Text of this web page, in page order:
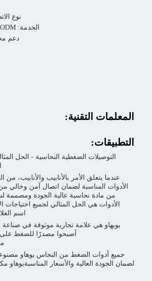
الاتصال:
نوع الاتصال: إمرأة
دعم مخصص:
التقنية:
الضغطية النحاسية - الحل المثالي لجميع
الأنابيب
يتعلق الأمر بالأنابيب والأنابيب، من المهم أن يكون
المناسبة لضمان اتصال آمن وخالي من
مادة نحاسية عالية الجودة ومصممة لسهولة
هي الحل المثالي لجميع احتياجات الأنابيب
اسم العلامة التجارية:
هي علامة تجارية موثوقة في صناعة السباكة
أصبحوا مصدرًا للضغط على الأدوات
مكان المنشأ:
أدوات الضغط من النحاس يوهاو مصنوعة بفخر في
العالية والأسعار المناسبةيوهاو مكرسة لتوفير
المنتجات